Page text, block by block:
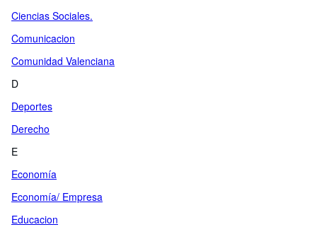
Ciencias Sociales.
Comunicacion
Comunidad Valenciana
D
Deportes
Derecho
E
Economía
Economía/ Empresa
Educacion